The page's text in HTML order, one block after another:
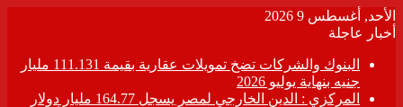
الأحد, أغسطس 9 2026
أخبار عاجلة
البنوك والشركات تضخ تمويلات عقارية بقيمة 111.131 مليار
جنيه بنهاية يوليو 2026
المركزي : الدين الخارجي لمصر يسجل 164.77 مليار دولار